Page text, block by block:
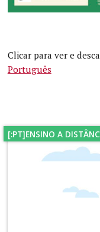
Clicar para ver e
Português
[:PT]ENSINO A